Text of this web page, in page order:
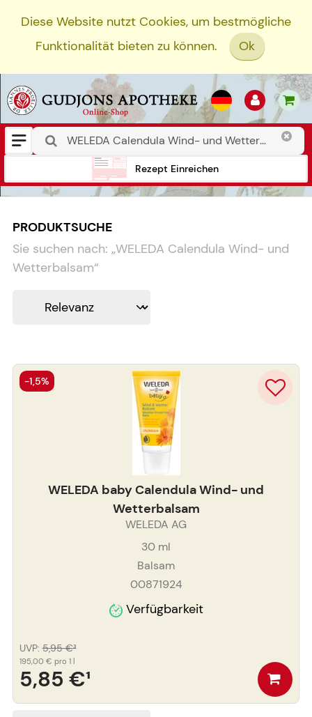
Diese Website nutzt Cookies, um bestmögliche
Funktionalität bieten zu können.
Ok
Rezept Einreichen
PRODUKTSUCHE
Sie suchen nach: „WELEDA Calendula Wind- und
Wetterbalsam“
WELEDA baby Calendula Wind- und
Wetterbalsam
WELEDA AG
30 ml
Balsam
00871924
Verfügbarkeit
5,85 €¹
UVP: 5,95 €³
195,00 € pro 1 l
-1,5%